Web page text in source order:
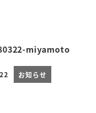
miyamoto
お知らせ